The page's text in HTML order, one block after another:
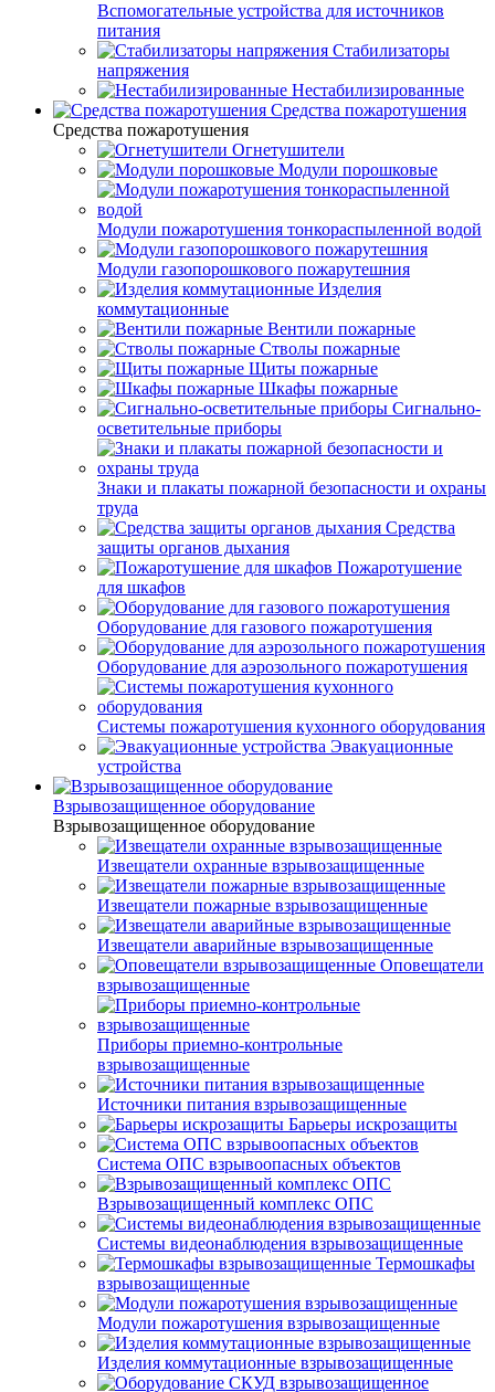
Вспомогательные устройства для источников
питания
Стабилизаторы
напряжения
Нестабилизированные
Средства пожаротушения
Средства пожаротушения
Огнетушители
Модули порошковые
Модули пожаротушения тонкораспыленной водой
Модули газопорошкового пожарутешния
Изделия
коммутационные
Вентили пожарные
Стволы пожарные
Щиты пожарные
Шкафы пожарные
Сигнально-
осветительные приборы
Знаки и плакаты пожарной безопасности и охраны
труда
Средства
защиты органов дыхания
Пожаротушение
для шкафов
Оборудование для газового пожаротушения
Оборудование для аэрозольного пожаротушения
Системы пожаротушения кухонного оборудования
Эвакуационные
устройства
Взрывозащищенное оборудование
Взрывозащищенное оборудование
Извещатели охранные взрывозащищенные
Извещатели пожарные взрывозащищенные
Извещатели аварийные взрывозащищенные
Оповещатели
взрывозащищенные
Приборы приемно-контрольные
взрывозащищенные
Источники питания взрывозащищенные
Барьеры искрозащиты
Система ОПС взрывоопасных объектов
Взрывозащищенный комплекс ОПС
Системы видеонаблюдения взрывозащищенные
Термошкафы
взрывозащищенные
Модули пожаротушения взрывозащищенные
Изделия коммутационные взрывозащищенные